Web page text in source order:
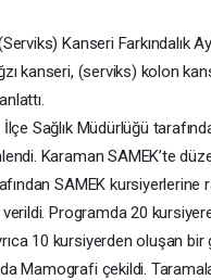
Kanseri Farkındalık
kanseri, (serviks) kolon
Sağlık Müdürlüğü
Karaman SAMEK’te
SAMEK
Programda 20
10 kursiyerden oluşan
Mamografi çekildi.